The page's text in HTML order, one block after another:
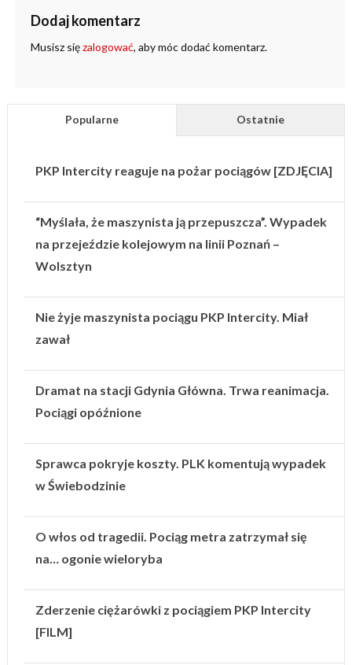
Dodaj komentarz
Musisz sięzalogować, aby móc dodać komentarz.
Popularne Ostatnie
PKP Intercity reaguje na pożar pociągów [ZDJĘCIA]
“Myślała, że maszynista ją przepuszcza”. Wypadek
na przejeździe kolejowym na linii Poznań –
Wolsztyn
Nie żyje maszynista pociągu PKP Intercity. Miał
zawał
Dramat na stacji Gdynia Główna. Trwa reanimacja.
Pociągi opóźnione
Sprawca pokryje koszty. PLK komentują wypadek
w Świebodzinie
O włos od tragedii. Pociąg metra zatrzymał się
na… ogonie wieloryba
Zderzenie ciężarówki z pociągiem PKP Intercity
[FILM]